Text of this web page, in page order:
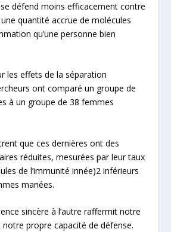
défend moins efficacement contre
quantité accrue de molécules
qu’une personnebien
les effets de laséparation
ont comparé un groupe de
à un groupe de 38 femmes
que ces dernières ont des
réduites, mesurées par leur taux
de l’immunité innée)2 inférieurs
mariées.
sincère à l’autre raffermit notre
propre capacité de défense.